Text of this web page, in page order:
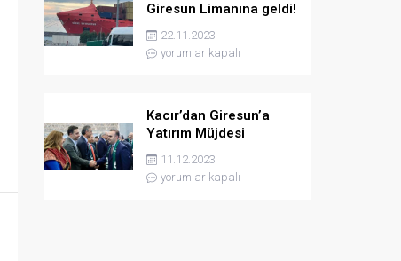
Giresun Limanına geldi!
22.11.2023
yorumlar kapalı
Kacır’dan Giresun’a
Yatırım Müjdesi
11.12.2023
yorumlar kapalı